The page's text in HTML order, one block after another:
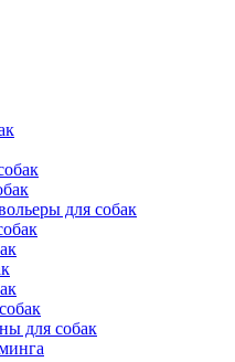
для собак
для собак